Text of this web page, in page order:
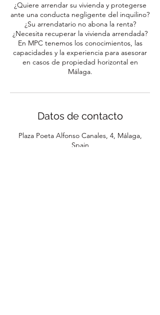
¿Quiere arrendar su vivienda y protegerse
ante una conducta negligente del inquilino?
¿Su arrendatario no abona la renta?
¿Necesita recuperar la vivienda arrendada?
En MPC tenemos los conocimientos, las
capacidades y la experiencia para asesorar
en casos de propiedad horizontal en
Málaga.
Datos de contacto
Plaza Poeta Alfonso Canales, 4, Málaga,
Spain